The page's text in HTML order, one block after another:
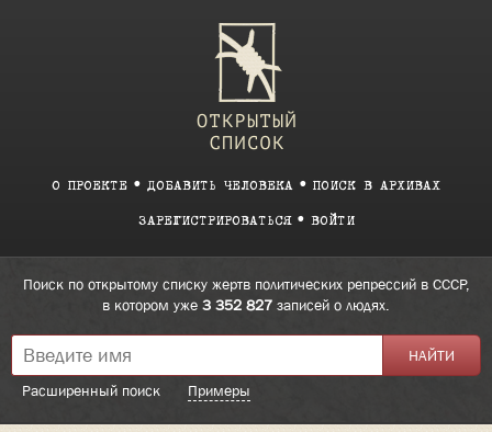
О ПРОЕКТЕ ДОБАВИТЬ ЧЕЛОВЕКА ПОИСК В АРХИВАХ
ЗАРЕГИСТРИРОВАТЬСЯ ВОЙТИ
Поиск по открытому списку жертв политических репрессий в СССР,
в котором уже 3 352 827 записей о людях.
Расширенный поиск Примеры